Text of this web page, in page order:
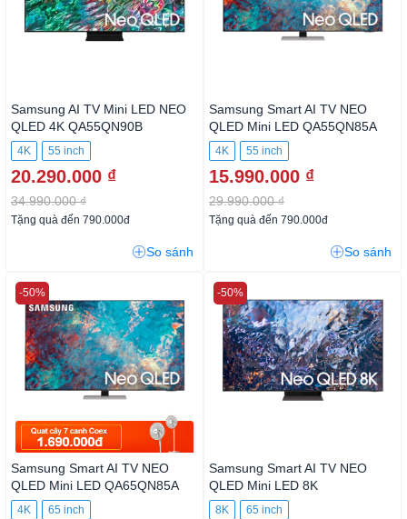
Samsung AI TV Mini LED NEO
QLED 4K QA55QN90B
4K 55 inch
20.290.000 ₫
34.990.000 ₫
Tặng quà đến 790.000đ
So sánh
Samsung Smart AI TV NEO
QLED Mini LED QA55QN85A
4K 55 inch
15.990.000 ₫
29.990.000 ₫
Tặng quà đến 790.000đ
So sánh
Samsung Smart AI TV NEO
QLED Mini LED QA65QN85A
4K 65 inch
-50%
Samsung Smart AI TV NEO
QLED Mini LED 8K
QA65QN700A
8K 65 inch
-50%